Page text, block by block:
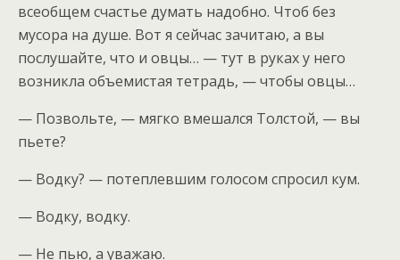
всеобщем счастье думать надобно. Чтоб без
мусора на душе. Вот я сейчас зачитаю, а вы
послушайте, что и овцы… — тут в руках у него
возникла объемистая тетрадь, — чтобы овцы…
— Позвольте, — мягко вмешался Толстой, — вы
пьете?
— Водку? — потеплевшим голосом спросил кум.
— Водку, водку.
— Не пью, а уважаю.